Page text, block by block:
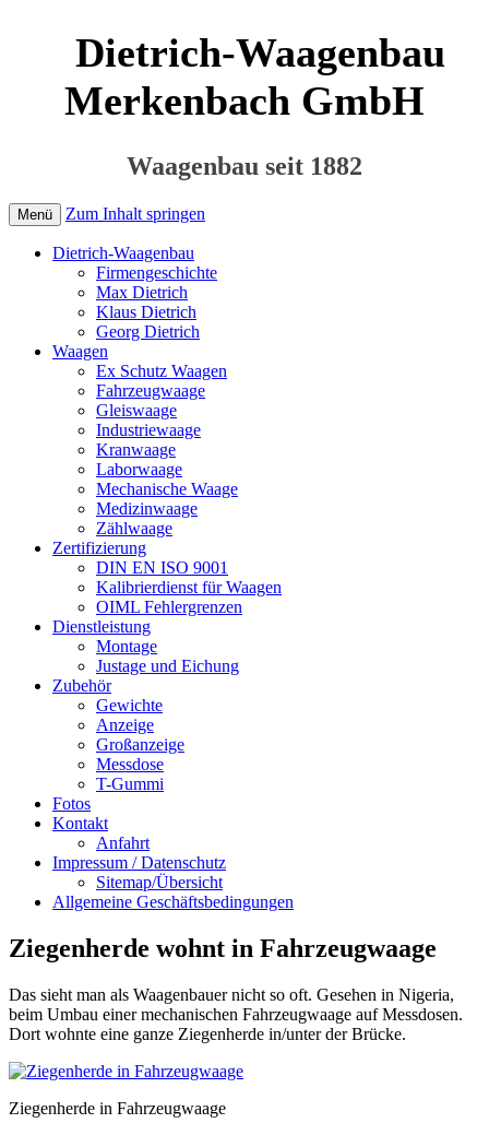
Dietrich-Waagenbau
Merkenbach GmbH
Waagenbau seit 1882
Menü Zum Inhalt springen
Dietrich-Waagenbau
Firmengeschichte
Max Dietrich
Klaus Dietrich
Georg Dietrich
Waagen
Ex Schutz Waagen
Fahrzeugwaage
Gleiswaage
Industriewaage
Kranwaage
Laborwaage
Mechanische Waage
Medizinwaage
Zählwaage
Zertifizierung
DIN EN ISO 9001
Kalibrierdienst für Waagen
OIML Fehlergrenzen
Dienstleistung
Montage
Justage und Eichung
Zubehör
Gewichte
Anzeige
Großanzeige
Messdose
T-Gummi
Fotos
Kontakt
Anfahrt
Impressum / Datenschutz
Sitemap/Übersicht
Allgemeine Geschäftsbedingungen
Ziegenherde wohnt in Fahrzeugwaage
Das sieht man als Waagenbauer nicht so oft. Gesehen in Nigeria,
beim Umbau einer mechanischen Fahrzeugwaage auf Messdosen.
Dort wohnte eine ganze Ziegenherde in/unter der Brücke.
Ziegenherde in Fahrzeugwaage